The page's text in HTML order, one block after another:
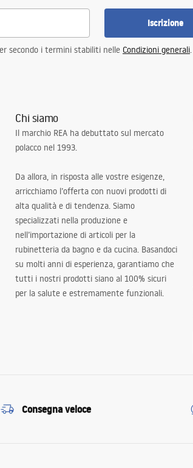
Iscrizione
secondo i termini stabiliti nelle Condizioni generali.
Chi siamo
Il marchio REA ha debuttato sul mercato
polacco nel 1993.
Da allora, in risposta alle vostre esigenze,
arricchiamo l’offerta con nuovi prodotti di
alta qualità e di tendenza. Siamo
specializzati nella produzione e
nell’importazione di articoli per la
rubinetteria da bagno e da cucina. Basandoci
su molti anni di esperienza, garantiamo che
tutti i nostri prodotti siano al 100% sicuri
per la salute e estremamente funzionali.
Consegna veloce